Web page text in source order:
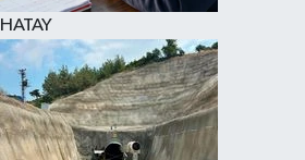
HATAY